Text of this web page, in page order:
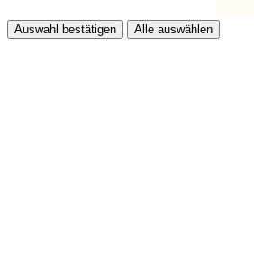
Auswahl bestätigen Alle auswählen